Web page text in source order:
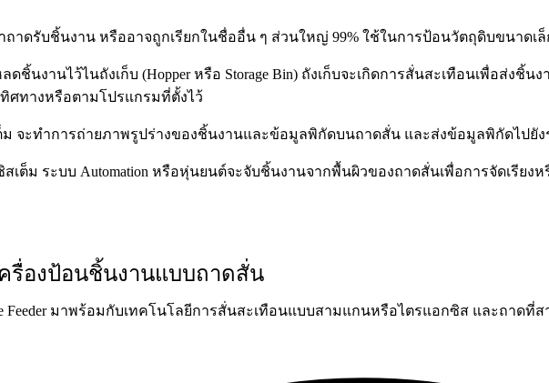
าถาดรับชิ้นงาน หรืออาจถูกเรียกในชื่ออื่น ๆ ส่วนใหญ่ 99% ใช้ในการป้อนวัตถุดิบขนาดเ
งานไว้ไนถังเก็บ (Hopper หรือ Storage Bin) ถังเก็บจะเกิดการสั่นสะเทือนเพื่อส่งชิ้นงา
ศทางหรือตามโปรแกรมที่ตั้งไว้
จะทำการถ่ายภาพรูปร่างของชิ้นงานและข้อมูลพิกัดบนถาดสั่น และส่งข้อมูลพิกัดไปยัง
ต็ม ระบบ Automation หรือหุ่นยนต์จะจับชิ้นงานจากพื้นผิวของถาดสั่นเพื่อการจัดเรียง
รื่องป้อนชิ้นงานแบบถาดสั่น
Feeder มาพร้อมกับเทคโนโลยีการสั่นสะเทือนแบบสามแกนหรือไตรแอกซิส และถาดที่